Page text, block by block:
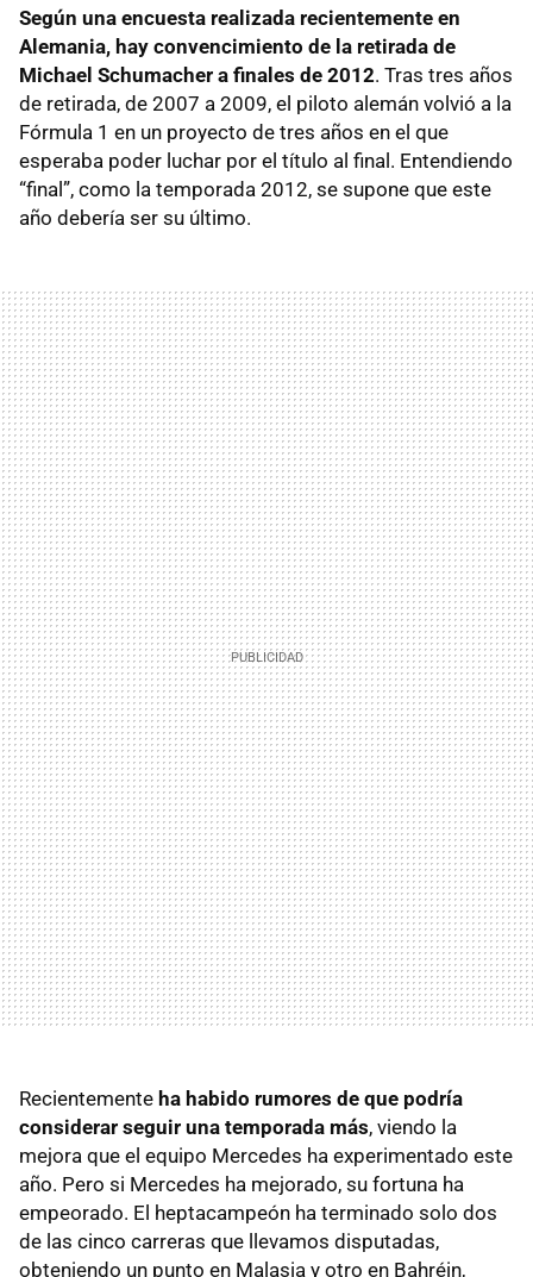
Según una encuesta realizada recientemente en
Alemania, hay convencimiento de la retirada de
Michael Schumacher a finales de 2012. Tras tres años
de retirada, de 2007 a 2009, el piloto alemán volvió a la
Fórmula 1 en un proyecto de tres años en el que
esperaba poder luchar por el título al final. Entendiendo
“final”, como la temporada 2012, se supone que este
año debería ser su último.
Recientemente ha habido rumores de que podría
considerar seguir una temporada más, viendo la
mejora que el equipo Mercedes ha experimentado este
año. Pero si Mercedes ha mejorado, su fortuna ha
empeorado. El heptacampeón ha terminado solo dos
de las cinco carreras que llevamos disputadas,
obteniendo un punto en Malasia y otro en Bahréin,